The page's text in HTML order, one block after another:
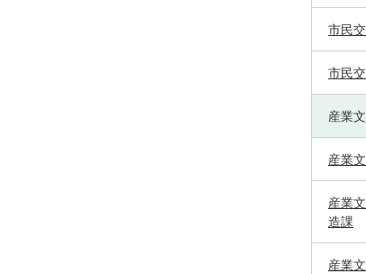
市民
市民
産業
産業
産業
造課
産業